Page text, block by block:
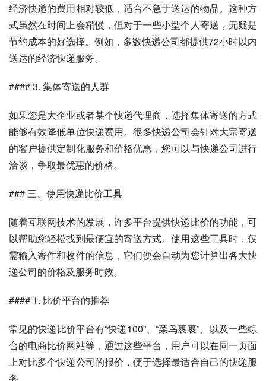
经济快递的费用相对较低，适合不急于送达的物品。这种方
式虽然在时间上会稍慢，但对于一些小型个人寄送，无疑是
节约成本的好选择。例如，多数快递公司都提供72小时以内
送达的经济快递服务。
#### 3. 集体寄送的人群
如果您是大企业或者某个快递代理商，选择集体寄送的方式
能够有效降低单位快递费用。很多快递公司会针对大宗寄送
的客户提供定制化服务和价格优惠，您可以与快递公司进行
洽谈，争取最优惠的价格。
### 三、使用快递比价工具
随着互联网技术的发展，许多平台提供快递比价的功能，可
以帮助您轻松找到最便宜的寄送方式。使用这些工具时，仅
需输入寄件和收件的信息，它们便会自动为您计算出各大快
递公司的价格及服务时效。
#### 1. 比价平台的推荐
常见的快递比价平台有“快递100”、“菜鸟裹裹”、以及一些综
合的电商比价网站等，通过这些平台，用户可以在同一页面
上对比多个快递公司的报价，便于选择最适合自己的快递服
务。